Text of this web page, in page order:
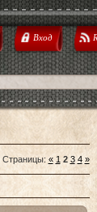
Вход
Страницы: « 1 2 3 4 »